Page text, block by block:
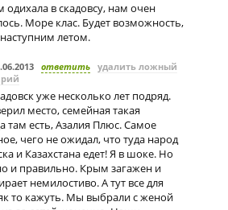
одихала в скадовсу, нам очен
Море клас. Будет возможность,
летом.
ответить удалить ложный
уже несколько лет подряд.
место, семейная такая
там есть, Азалия Плюс. Самое
чего не ожидал, что туда народ
и Казахстана едет! Я в шоке. Но
и правильно. Крым загажен и
немилостиво. А тут все для
то кажуть. Мы выбрали с женой